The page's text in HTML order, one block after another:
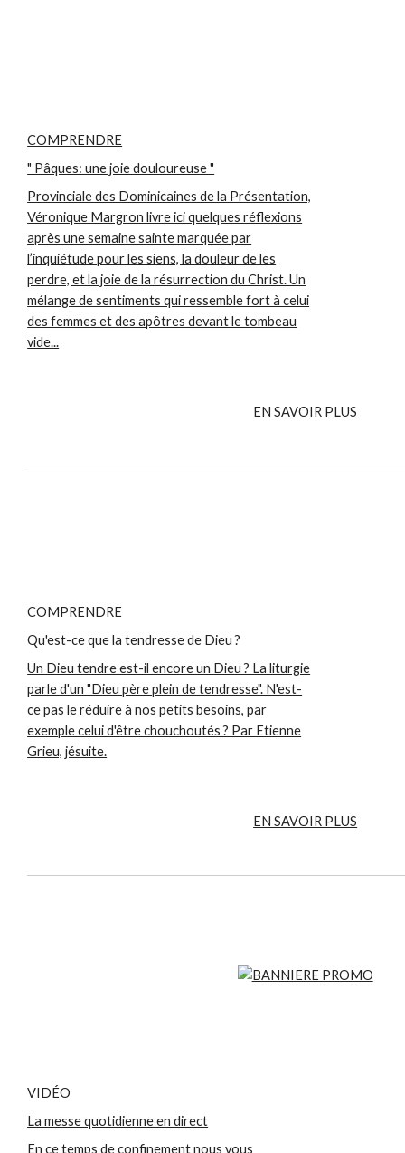
COMPRENDRE
" Pâques: une joie douloureuse "
Provinciale des Dominicaines de la Présentation,
Véronique Margron livre ici quelques réflexions
après une semaine sainte marquée par
l’inquiétude pour les siens, la douleur de les
perdre, et la joie de la résurrection du Christ. Un
mélange de sentiments qui ressemble fort à celui
des femmes et des apôtres devant le tombeau
vide...
EN SAVOIR PLUS
COMPRENDRE
Qu'est-ce que la tendresse de Dieu ?
Un Dieu tendre est-il encore un Dieu ? La liturgie
parle d'un "Dieu père plein de tendresse". N'est-
ce pas le réduire à nos petits besoins, par
exemple celui d'être chouchoutés ? Par Etienne
Grieu, jésuite.
EN SAVOIR PLUS
VIDÉO
La messe quotidienne en direct
En ce temps de confinement nous vous